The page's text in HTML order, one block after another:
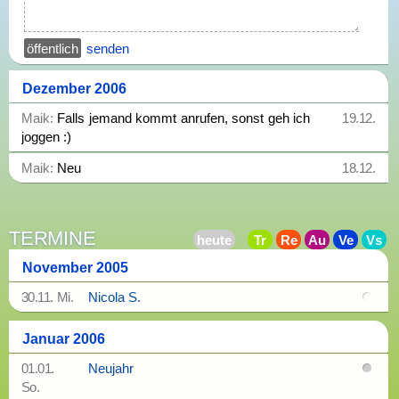
senden
Dezember 2006
19.12.
Maik: Falls jemand kommt anrufen, sonst geh ich
joggen :)
18.12.
Maik: Neu
TERMINE
November 2005
30.11. Mi.
Nicola S.
Januar 2006
01.01.
So.
Neujahr